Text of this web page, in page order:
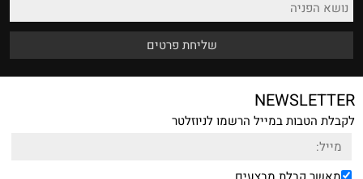
NEWSLETTER
לקבלת הטבות במייל הרשמו לניוזלטר